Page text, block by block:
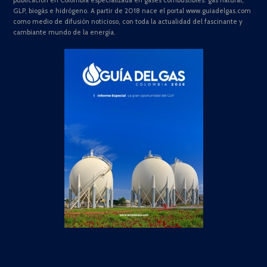
GLP, biogás e hidrógeno. A partir de 2018 nace el portal www.guiadelgas.com
como medio de difusión noticioso, con toda la actualidad del fascinante y
cambiante mundo de la energía.